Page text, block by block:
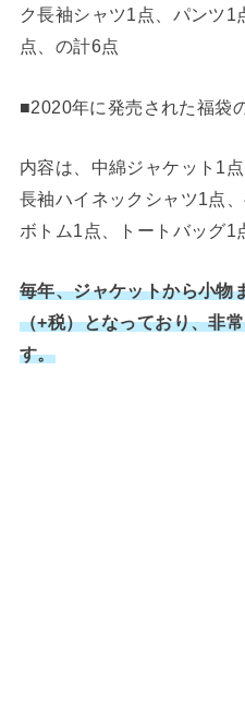
ク長袖シャツ1点、パンツ
点、の計6点
■2020年に発売された福袋
内容は、中綿ジャケット1
長袖ハイネックシャツ1点
ボトム1点、トートバッグ1
毎年、ジャケットから小物
（+税）となっており、非
す。